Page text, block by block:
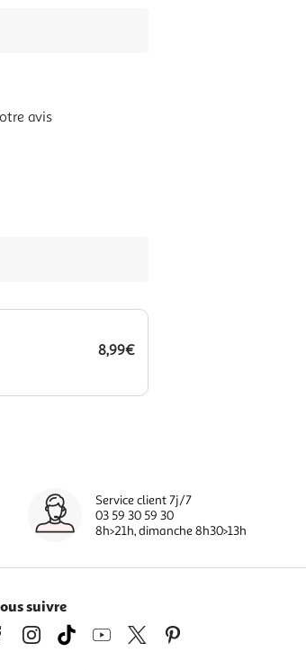
avis
8,99€
Service client 7j/7
03 59 30 59 30
8h>21h, dimanche 8h30>13h
suivre